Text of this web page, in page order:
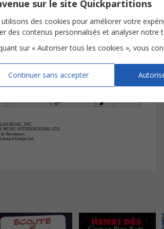
MUSIC, INC.
MUSIC INTERNATIONAL LTD.
Permission
Europe Ltd.
G B(“4) B
la
       

 
   
  
sur le site Quickpartitions
des cookies pour améliorer votre
des contenus personnalisés et analyser notre
sur « Autoriser tous les cookies », vous
Continuer sans accepter